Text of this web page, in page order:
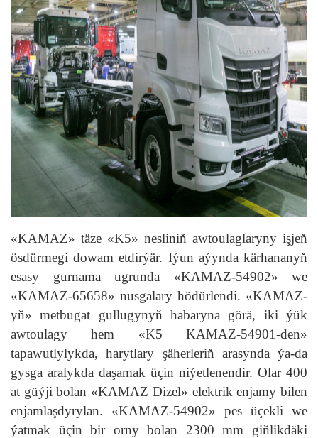
«KAMAZ» täze «K5» nesliniň awtoulaglaryny işjeň
ösdürmegi dowam etdirýär. Iýun aýynda kärhananyň
esasy gurnama ugrunda «KAMAZ-54902» we
«KAMAZ-65658» nusgalary hödürlendi. «KAMAZ-
yň» metbugat gullugynyň habaryna görä, iki ýük
awtoulagy hem «K5 KAMAZ-54901-den»
tapawutlylykda, harytlary şäherleriň arasynda ýa-da
gysga aralykda daşamak üçin niýetlenendir. Olar 400
at güýji bolan «KAMAZ Dizel» elektrik enjamy bilen
enjamlaşdyrylan. «KAMAZ-54902» pes üçekli we
ýatmak üçin bir orny bolan 2300 mm giňlikdäki